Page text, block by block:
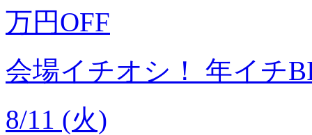
万円OFF
会場イチオシ！
年イチ
8/11 (火)